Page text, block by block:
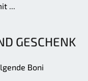
...
GESCHENK
Boni